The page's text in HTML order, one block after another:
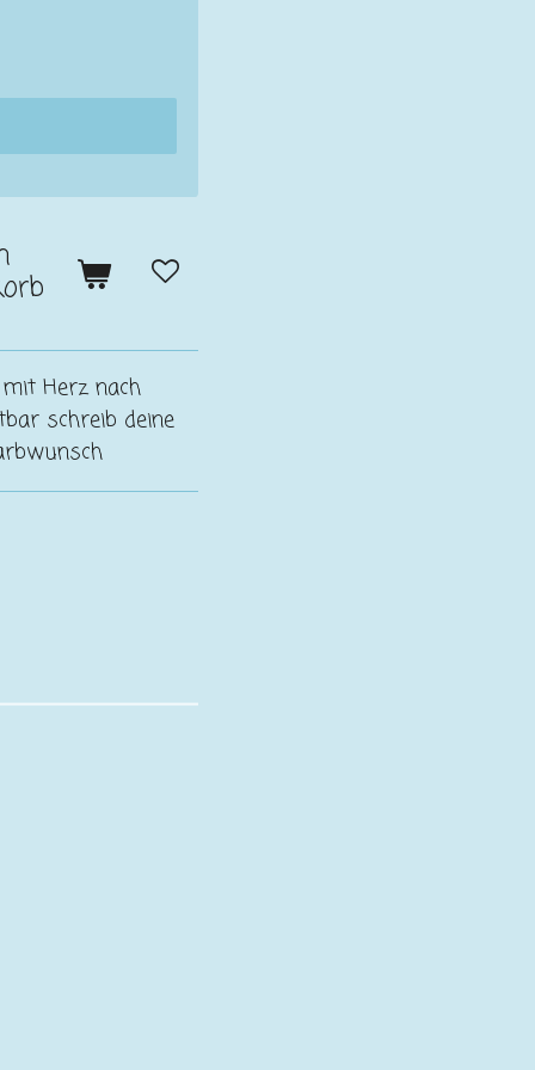
Herz nach
schreib deine